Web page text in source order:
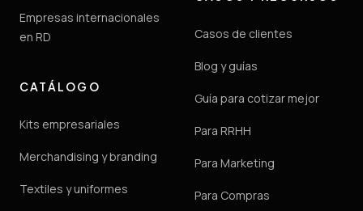
Empresas internacionales
en RD
CATÁLOGO
Kits empresariales
Merchandising y branding
Textiles y uniformes
Casos de clientes
Blog y guías
Guía para cotizar mejor
Para RRHH
Para Marketing
Para Compras